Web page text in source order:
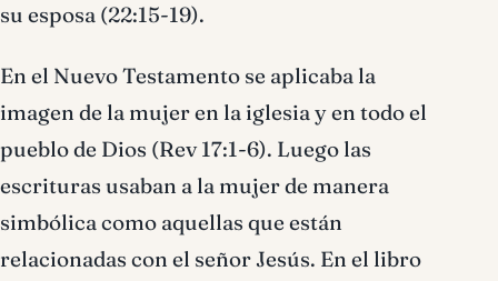
su esposa (22:15-19).
En el Nuevo Testamento se aplicaba la
imagen de la mujer en la iglesia y en todo el
pueblo de Dios (Rev 17:1-6). Luego las
escrituras usaban a la mujer de manera
simbólica como aquellas que están
relacionadas con el señor Jesús. En el libro